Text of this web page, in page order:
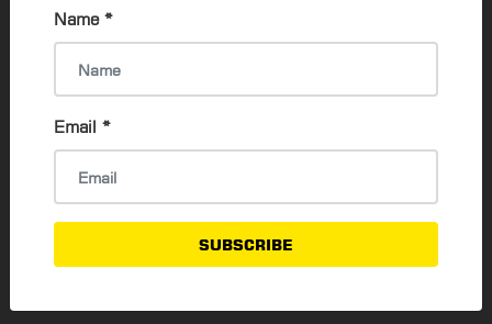
Name *
Email *
SUBSCRIBE
YOU MAY ALSO LIKE
Best Myanmar Domestic Getaways for
Durian Satuditha Festival in Pyin Oo Lwin